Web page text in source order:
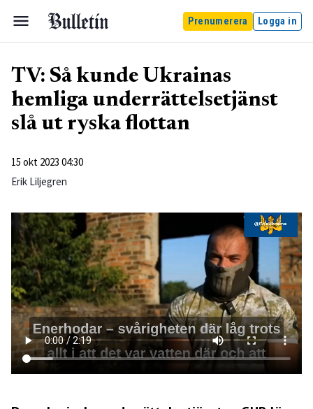
Prenumerera Logga in
TV: Så kunde Ukrainas
hemliga underrättelsetjänst
slå ut ryska flottan
15 okt 2023 04:30
Erik Liljegren